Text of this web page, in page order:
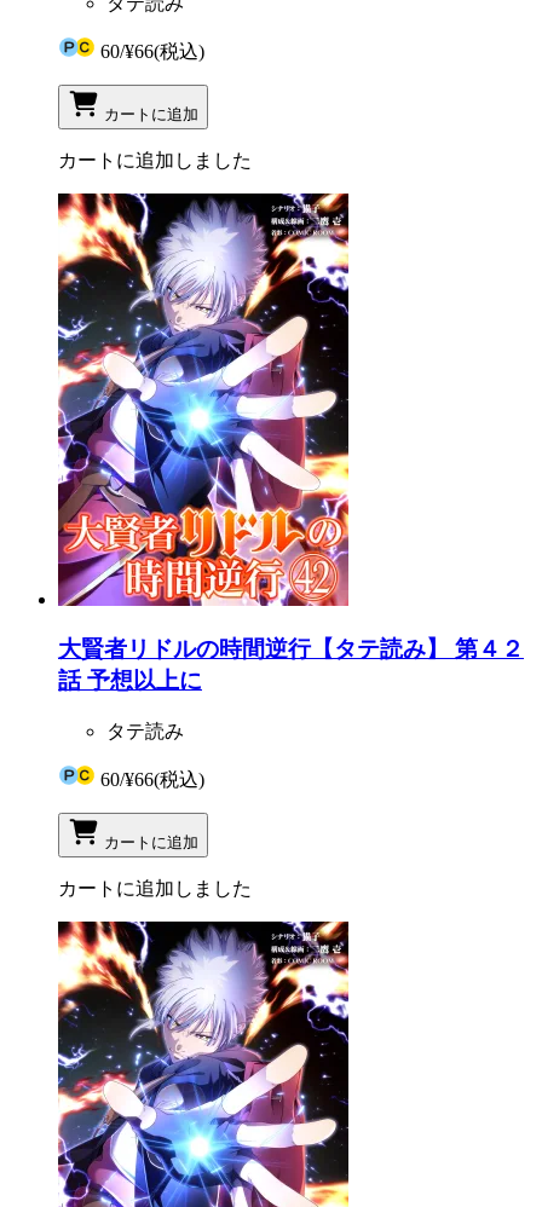
60/¥66(税込)
カートに追加
カートに追加しました
大賢者リドルの時間逆行【タテ読み】 第４２
話 予想以上に
タテ読み
60/¥66(税込)
カートに追加
カートに追加しました